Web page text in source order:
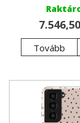
Tovább